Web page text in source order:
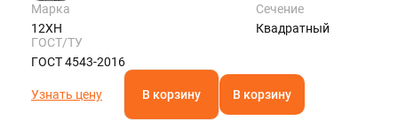
Марка
12ХН
Сечение
Квадратный
ГОСТ/ТУ
ГОСТ 4543-2016
Узнать цену В корзину В корзину